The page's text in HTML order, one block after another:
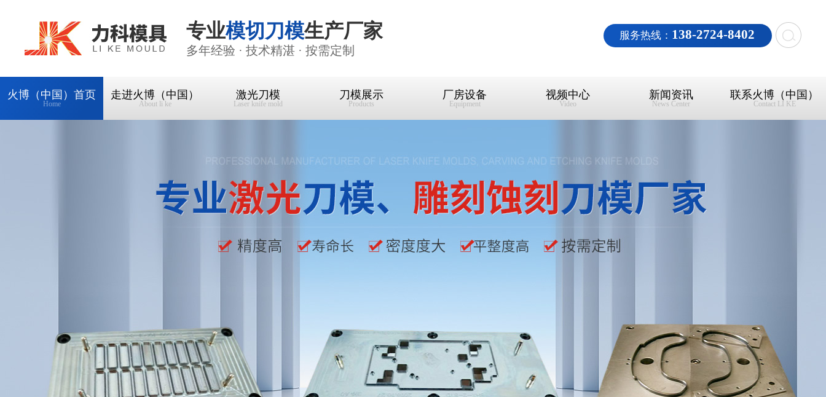
专业模切刀模生产厂家
多年经验 · 技术精湛 · 按需定制
服务热线： 138-2724-8402
火博（中国）首页
Home
走进火博（中国）
About li ke
激光刀模
Laser knife mold
刀模展示
Products
厂房设备
Equipment
视频中心
Video
新闻资讯
News Center
联系火博（中国）
Contact LI KE